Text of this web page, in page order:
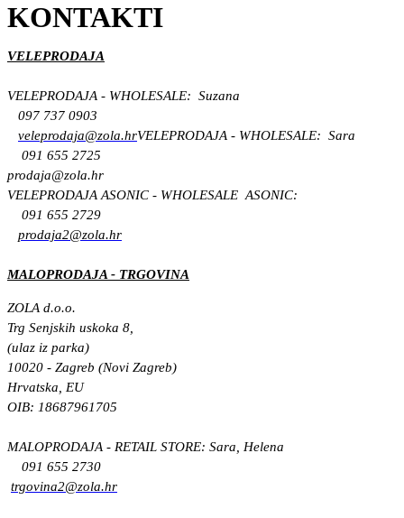
KONTAKTI
VELEPRODAJA
VELEPRODAJA - WHOLESALE: Suzana
097 737 0903
veleprodaja@zola.hrVELEPRODAJA - WHOLESALE: Sara
091 655 2725
prodaja@zola.hr
VELEPRODAJA ASONIC - WHOLESALE ASONIC:
091 655 2729
prodaja2@zola.hr
MALOPRODAJA - TRGOVINA
ZOLA d.o.o.
Trg Senjskih uskoka 8,
(ulaz iz parka)
10020 - Zagreb (Novi Zagreb)
Hrvatska, EU
OIB: 18687961705
MALOPRODAJA - RETAIL STORE: Sara, Helena
091 655 2730
trgovina2@zola.hr